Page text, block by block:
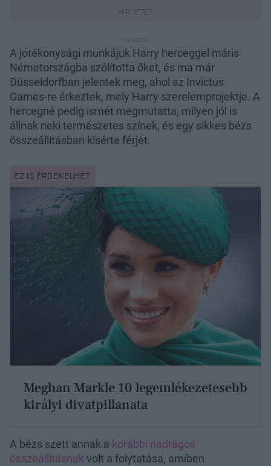
A jótékonysági munkájuk Harry herceggel máris
Németországba szólította őket, és ma már
Düsseldorfban jelentek meg, ahol az Invictus
Games-re érkeztek, mely Harry szerelemprojektje. A
hercegné pedig ismét megmutatta, milyen jól is
állnak neki természetes színek, és egy sikkes bézs
összeállításban kísérte férjét.
Meghan Markle 10 legemlékezetesebb
királyi divatpillanata
A bézs szett annak a korábbi nadrágos
összeállításnakvolt a folytatása, amiben